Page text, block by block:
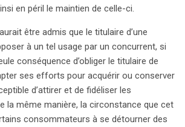
en péril le maintien de celle-ci.
être admis que le titulaire d’une
à un tel usage par un concurrent, si
conséquence d’obliger le titulaire de
ses efforts pour acquérir ou conserver
d’attirer et de fidéliser les
la même manière, la circonstance que cet
consommateurs à se détourner des